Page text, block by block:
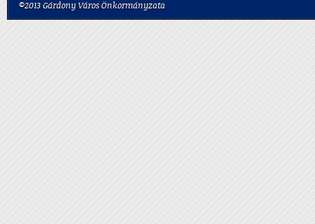
©2013 Gárdony Város Önkormányzata